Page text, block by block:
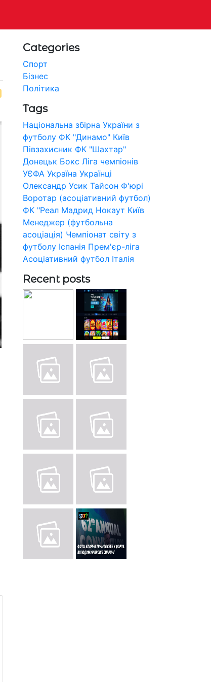
Categories
Спорт
Бізнес
Політика
Tags
Національна збірна України з
футболу ФК "Динамо" Київ
Півзахисник ФК "Шахтар"
Донецьк Бокс Ліга чемпіонів
УЄФА Україна Українці
Олександр Усик Тайсон Ф'юрі
Воротар (асоціативний футбол)
ФК "Реал Мадрид Нокаут Київ
Менеджер (футбольна
асоціація) Чемпіонат світу з
футболу Іспанія Прем'єр-ліга
Асоціативний футбол Італія
Recent posts